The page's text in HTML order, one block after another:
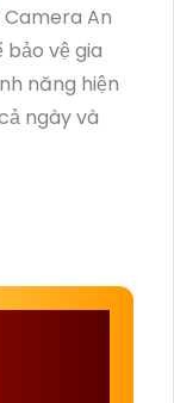
Camera An
vệ gia
năng hiện
ngày và